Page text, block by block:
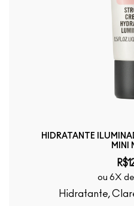
HIDRATANTE
MINI
ou 6X
Hidratante,